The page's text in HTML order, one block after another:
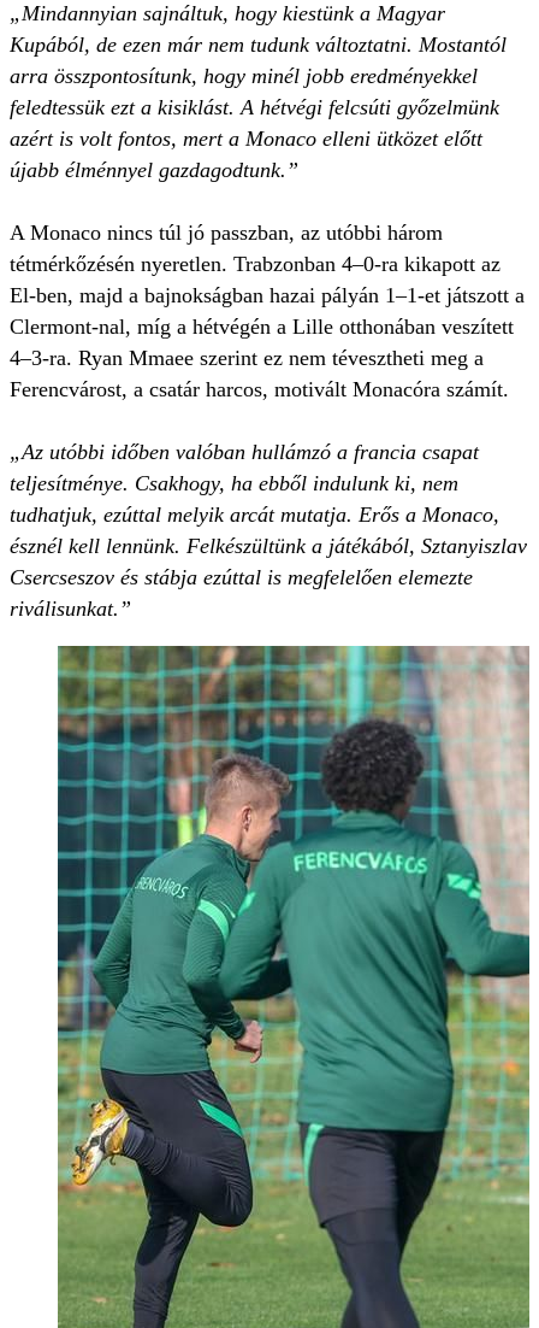
„Mindannyian sajnáltuk, hogy kiestünk a Magyar
Kupából, de ezen már nem tudunk változtatni. Mostantól
arra össz­pontosítunk, hogy minél jobb eredményekkel
feledtessük ezt a kisiklást. A hétvégi felcsúti győzelmünk
azért is volt fontos, mert a Monaco elleni ütközet előtt
újabb élménnyel gazdagodtunk.”
A Monaco nincs túl jó passzban, az utóbbi három
tétmérkőzésén nyeretlen. Trabzonban 4–0-ra kikapott az
El-ben, majd a bajnokságban hazai pályán 1–1-et játszott a
Clermont-nal, míg a hétvégén a Lille otthonában veszített
4–3-ra. Ryan Mmaee szerint ez nem tévesztheti meg a
Ferencvárost, a csatár harcos, motivált Monacóra számít.
„Az utóbbi időben valóban hullámzó a francia csapat
teljesítménye. Csakhogy, ha ebből indulunk ki, nem
tudhatjuk, ezúttal melyik arcát mutatja. Erős a Monaco,
észnél kell lennünk. Felkészültünk a játékából, Sztanyiszlav
Csercseszov és stábja ezúttal is megfelelően elemezte
riválisunkat.”